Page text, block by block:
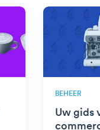
BEHEER
Uw gids